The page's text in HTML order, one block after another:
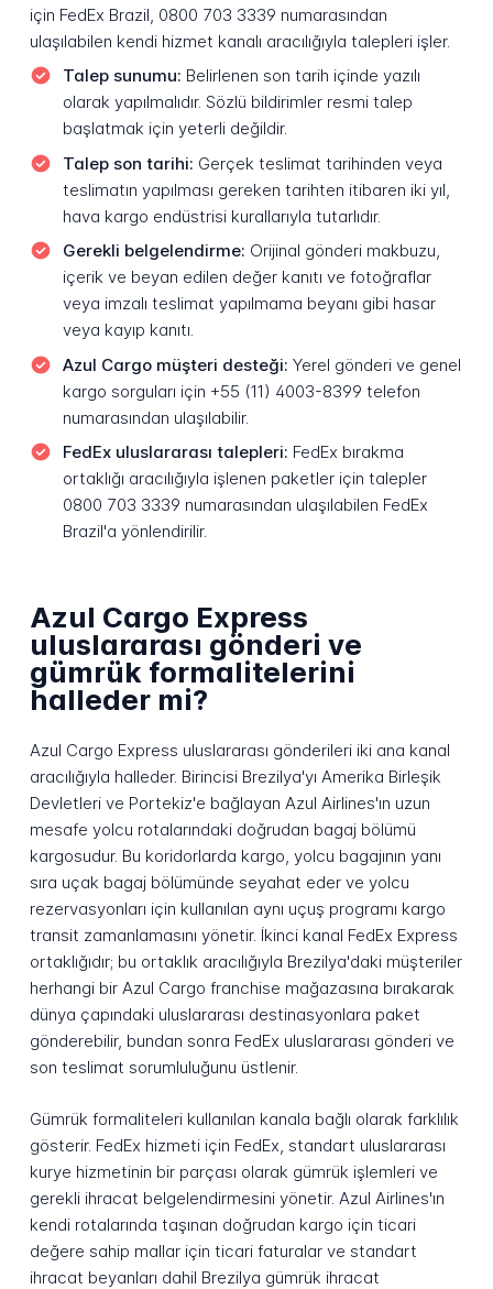
için FedEx Brazil, 0800 703 3339 numarasından
ulaşılabilen kendi hizmet kanalı aracılığıyla talepleri işler.
Talep sunumu: Belirlenen son tarih içinde yazılı
olarak yapılmalıdır. Sözlü bildirimler resmi talep
başlatmak için yeterli değildir.
Talep son tarihi: Gerçek teslimat tarihinden veya
teslimatın yapılması gereken tarihten itibaren iki yıl,
hava kargo endüstrisi kurallarıyla tutarlıdır.
Gerekli belgelendirme: Orijinal gönderi makbuzu,
içerik ve beyan edilen değer kanıtı ve fotoğraflar
veya imzalı teslimat yapılmama beyanı gibi hasar
veya kayıp kanıtı.
Azul Cargo müşteri desteği: Yerel gönderi ve genel
kargo sorguları için +55 (11) 4003-8399 telefon
numarasından ulaşılabilir.
FedEx uluslararası talepleri: FedEx bırakma
ortaklığı aracılığıyla işlenen paketler için talepler
0800 703 3339 numarasından ulaşılabilen FedEx
Brazil'a yönlendirilir.
Azul Cargo Express
uluslararası gönderi ve
gümrük formalitelerini
halleder mi?
Azul Cargo Express uluslararası gönderileri iki ana kanal
aracılığıyla halleder. Birincisi Brezilya'yı Amerika Birleşik
Devletleri ve Portekiz'e bağlayan Azul Airlines'ın uzun
mesafe yolcu rotalarındaki doğrudan bagaj bölümü
kargosudur. Bu koridorlarda kargo, yolcu bagajının yanı
sıra uçak bagaj bölümünde seyahat eder ve yolcu
rezervasyonları için kullanılan aynı uçuş programı kargo
transit zamanlamasını yönetir. İkinci kanal FedEx Express
ortaklığıdır; bu ortaklık aracılığıyla Brezilya'daki müşteriler
herhangi bir Azul Cargo franchise mağazasına bırakarak
dünya çapındaki uluslararası destinasyonlara paket
gönderebilir, bundan sonra FedEx uluslararası gönderi ve
son teslimat sorumluluğunu üstlenir.
Gümrük formaliteleri kullanılan kanala bağlı olarak farklılık
gösterir. FedEx hizmeti için FedEx, standart uluslararası
kurye hizmetinin bir parçası olarak gümrük işlemleri ve
gerekli ihracat belgelendirmesini yönetir. Azul Airlines'ın
kendi rotalarında taşınan doğrudan kargo için ticari
değere sahip mallar için ticari faturalar ve standart
ihracat beyanları dahil Brezilya gümrük ihracat